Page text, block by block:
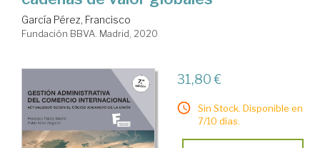
García Pérez, Francisco
Fundación BBVA. Madrid, 2020
31,80 €
Sin Stock. Disponible en
7/10 días.